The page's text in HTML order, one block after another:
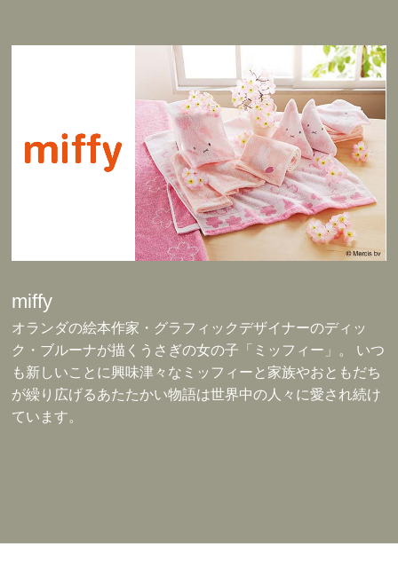
miffy
オランダの絵本作家・グラフィックデザイナーのディッ
ク・ブルーナが描くうさぎの女の子「ミッフィー」。 いつ
も新しいことに興味津々なミッフィーと家族やおともだち
が繰り広げるあたたかい物語は世界中の人々に愛され続け
ています。